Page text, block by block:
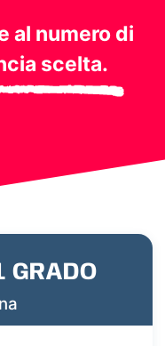
al numero di
scelta.
GRADO